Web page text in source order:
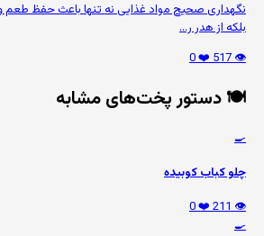
نگهداری صحیح مواد غذایی نه تنها باعث حفظ
بلکه از هدر ر...
👁️ 517
❤️ 0
🍽️ دستور پخت‌های مشابه
🍳
چلو کباب کوبیده
👁️ 211
❤️ 0
🍳